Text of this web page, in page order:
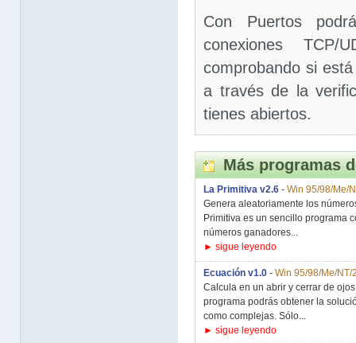
Con Puertos
conexiones
comprobando si
a través de la
tienes abiertos.
Más programas
La Primitiva v2.6 - Win 95/98/Me/
Genera aleatoriamente los
Primitiva es un sencillo programa
números ganadores...
► sigue leyendo
Ecuación v1.0 - Win 95/98/Me/NT/
Calcula en un abrir y cerrar de
programa podrás obtener la
como complejas. Sólo...
► sigue leyendo